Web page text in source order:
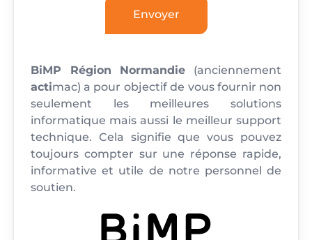
BiMP Région Normandie (anciennement
actimac) a pour objectif de vous fournir non
seulement les meilleures solutions
informatique mais aussi le meilleur support
technique. Cela signifie que vous pouvez
toujours compter sur une réponse rapide,
informative et utile de notre personnel de
soutien.